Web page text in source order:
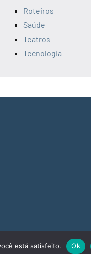
Roteiros
Saúde
Teatros
Tecnologia
está satisfeito. Ok